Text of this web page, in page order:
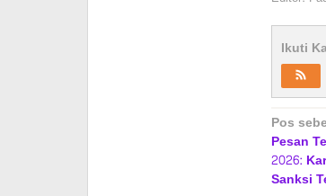
Ikuti
pos
Pos
Pesan
2026:
Sanksi